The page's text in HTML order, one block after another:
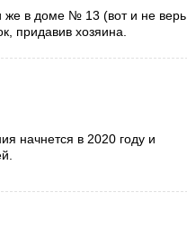
же в доме № 13 (вот и не верь
придавив хозяина.
начнется в 2020 году и